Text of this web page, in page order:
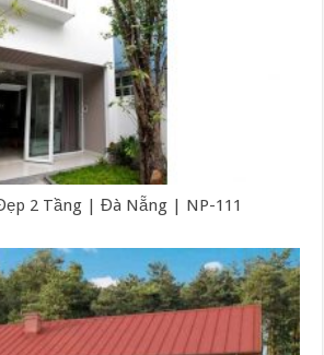
2 Tầng | Đà Nẵng | NP-111